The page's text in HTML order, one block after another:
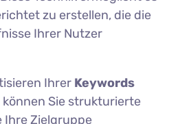
zu erstellen, die die
Ihrer Nutzer
Ihrer Keywords
Sie strukturierte
Ihre Zielgruppe